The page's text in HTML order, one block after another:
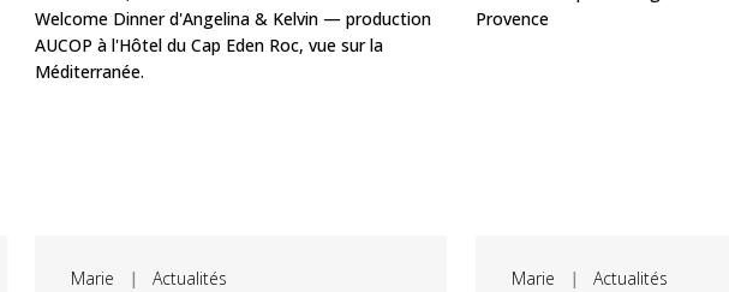
Marie | Actualités Marie | Actualités